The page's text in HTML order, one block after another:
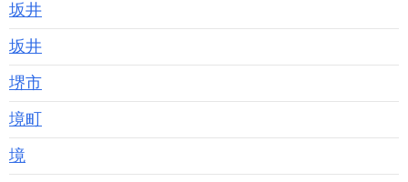
坂井
坂井
堺市
境町
境